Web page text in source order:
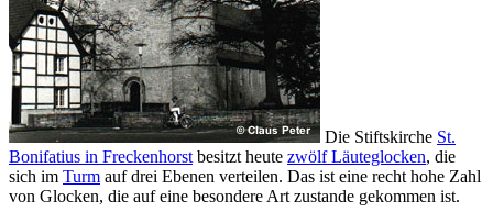
Die Stiftskirche St.
Bonifatius in Freckenhorst besitzt heute zwölf Läuteglocken, die
sich im Turm auf drei Ebenen verteilen. Das ist eine recht hohe Zahl
von Glocken, die auf eine besondere Art zustande gekommen ist.